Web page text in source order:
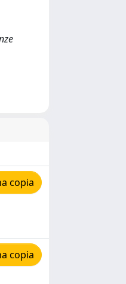
copia
copia